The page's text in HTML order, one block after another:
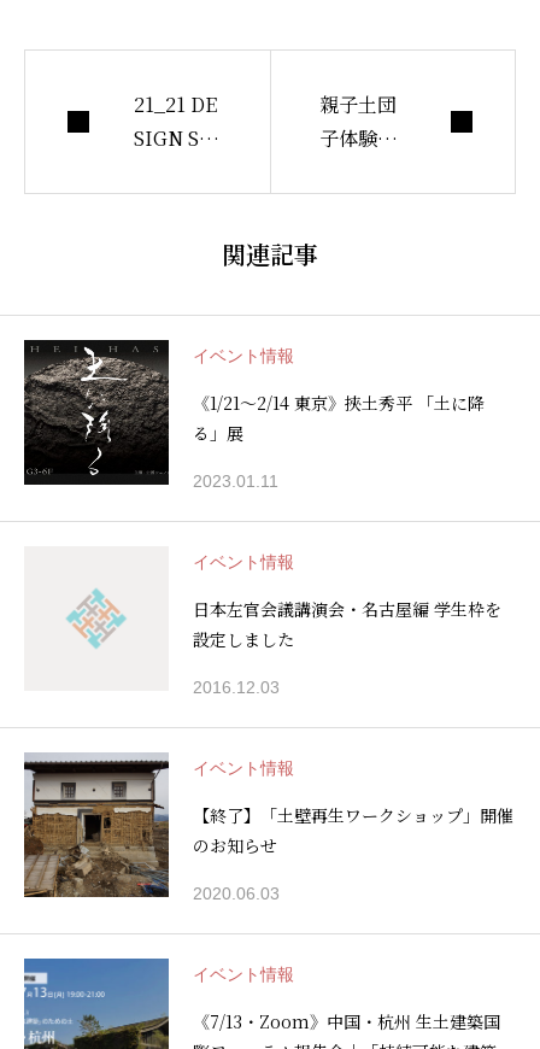
21_21 DE
SIGN SIG
親子土団
子体験教
関連記事
イベント情報
《1/21〜2/14 東京》挾土秀平 「土に降
る」展
2023.01.11
イベント情報
日本左官会議講演会・名古屋編 学生枠を
設定しました
2016.12.03
イベント情報
【終了】「土壁再生ワークショップ」開催
のお知らせ
2020.06.03
イベント情報
《7/13・Zoom》中国・杭州 生土建築国